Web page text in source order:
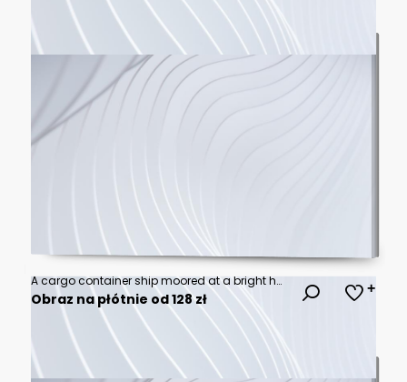
A cargo container ship moored at a bright harbor loading and unloading containers with cranes clean daylight container ship harbor containers cranes loading unloading
Obraz na płótnie od 128 zł